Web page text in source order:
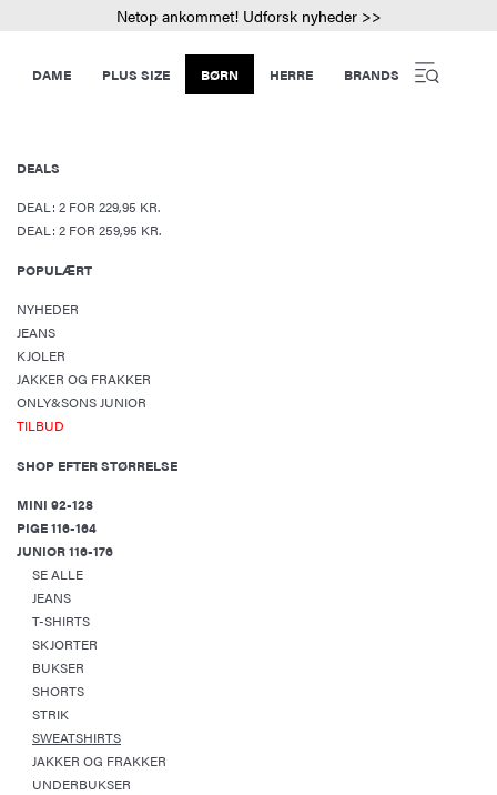
Netop ankommet! Udforsk nyheder >>
DAME PLUS SIZE BØRN HERRE BRANDS
DEALS
DEAL: 2 FOR 229,95 KR.
DEAL: 2 FOR 259,95 KR.
POPULÆRT
NYHEDER
JEANS
KJOLER
JAKKER OG FRAKKER
ONLY&SONS JUNIOR
TILBUD
SHOP EFTER STØRRELSE
MINI 92-128
PIGE 116-164
JUNIOR 116-176
SE ALLE
JEANS
T-SHIRTS
SKJORTER
BUKSER
SHORTS
STRIK
SWEATSHIRTS
JAKKER OG FRAKKER
UNDERBUKSER